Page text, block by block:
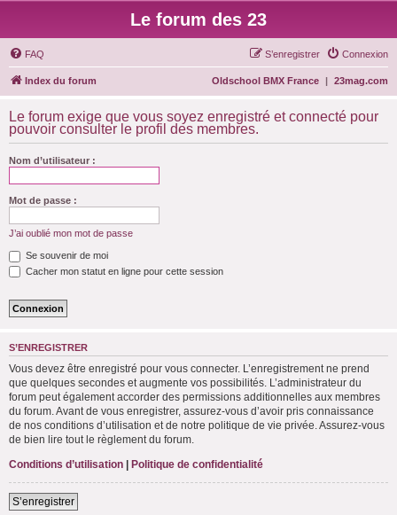
Le forum des 23
FAQ Connexion
S’enregistrer
Index du forum 23mag.com
|
Oldschool BMX France
Le forum exige que vous soyez enregistré et connecté pour
pouvoir consulter le profil des membres.
Nom d’utilisateur :
Mot de passe :
J’ai oublié mon mot de passe
Se souvenir de moi
Cacher mon statut en ligne pour cette session
S’ENREGISTRER
Vous devez être enregistré pour vous connecter. L’enregistrement ne prend
que quelques secondes et augmente vos possibilités. L’administrateur du
forum peut également accorder des permissions additionnelles aux membres
du forum. Avant de vous enregistrer, assurez-vous d’avoir pris connaissance
de nos conditions d’utilisation et de notre politique de vie privée. Assurez-vous
de bien lire tout le règlement du forum.
Conditions d’utilisation | Politique de confidentialité
S’enregistrer